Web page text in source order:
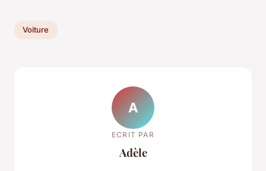
Voiture
A
ECRIT PAR
Adèle